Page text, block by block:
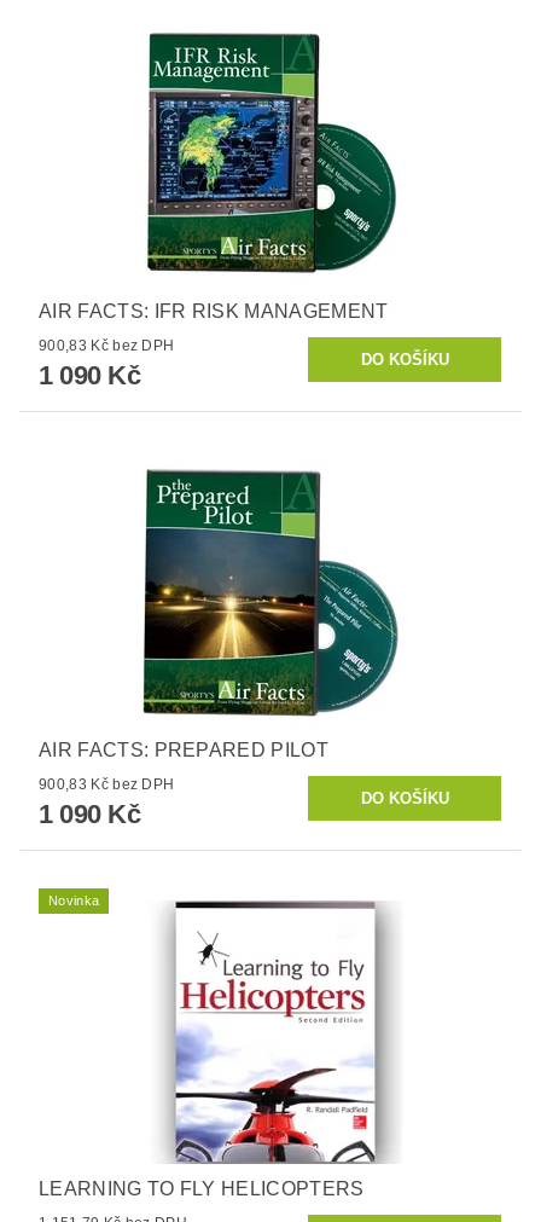
AIR FACTS: IFR RISK MANAGEMENT
900,83 Kč bez DPH
1 090 Kč
AIR FACTS: PREPARED PILOT
900,83 Kč bez DPH
1 090 Kč
Novinka
LEARNING TO FLY HELICOPTERS